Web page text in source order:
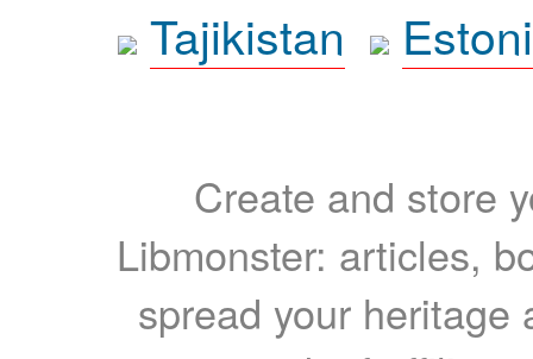
Tajikistan
Create and store
Libmonster: articles,
spread your heritage